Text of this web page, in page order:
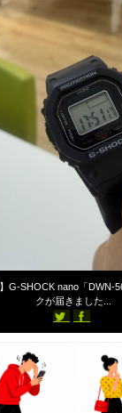
】G-SHOCK nano「DWN-
クが届きました...
グ